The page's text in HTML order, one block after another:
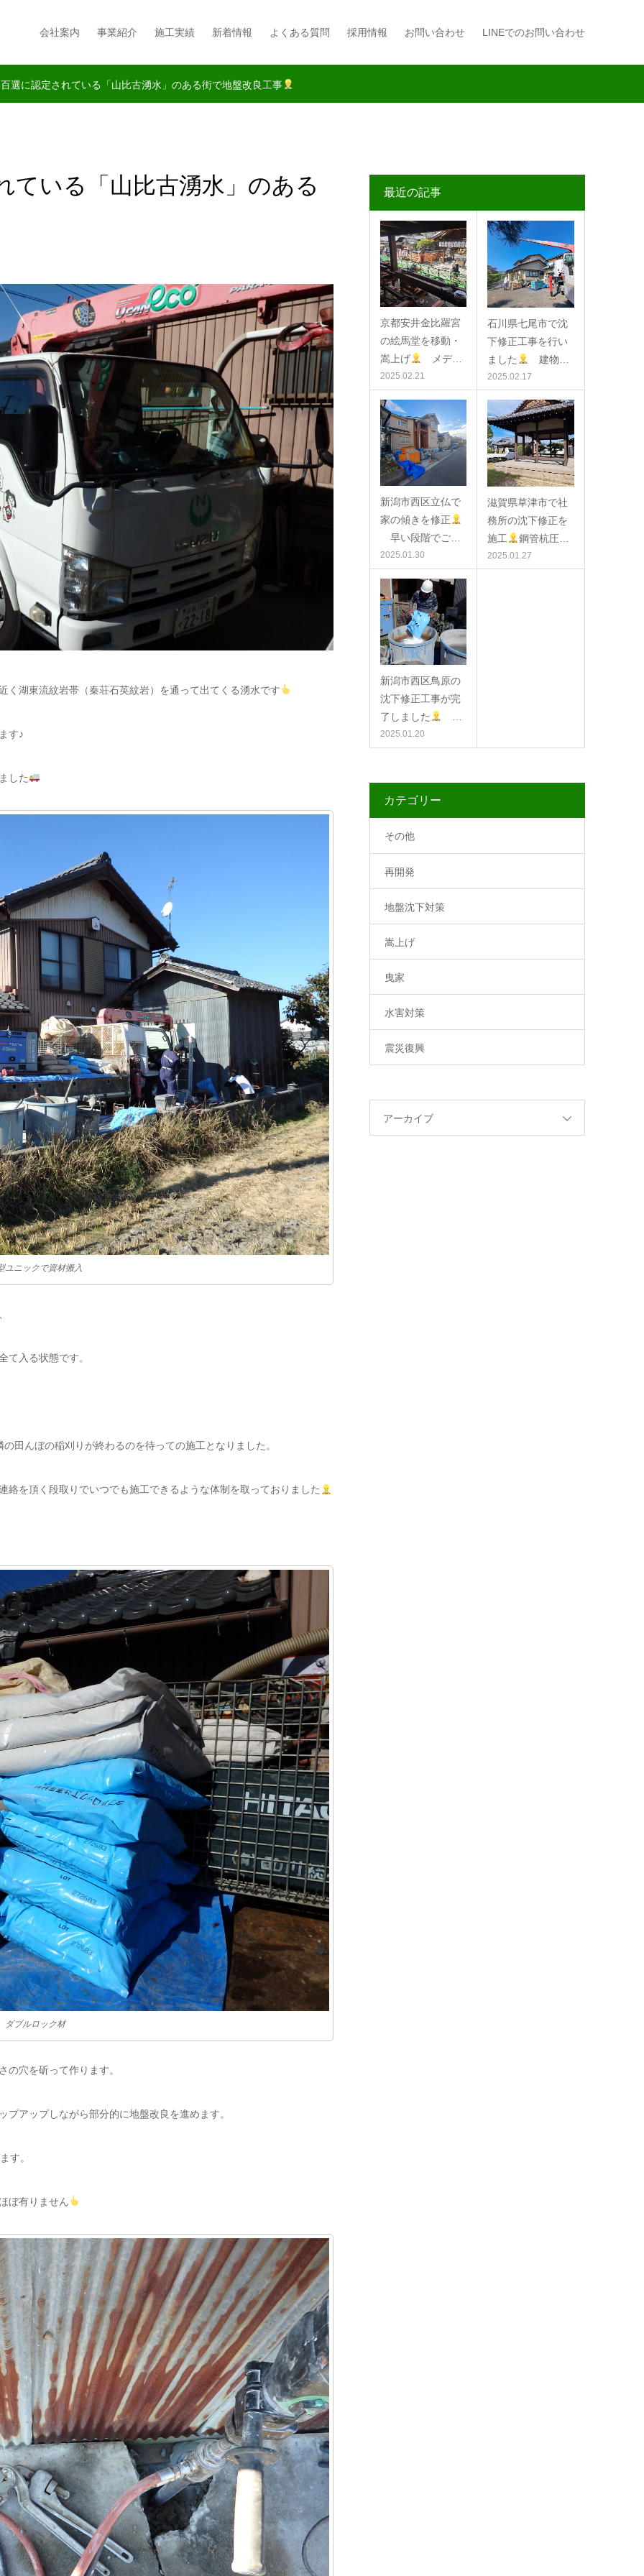
会社案内 事業紹介 施工実績 新着情報 よくある質問 採用情報 お問い合わせ LINEでのお問い合わせ
選に認定されている「山比古湧水」のある街で地盤改良工事
ている「山比古湧水」のある
く湖東流紋岩帯（秦荘石英紋岩）を通って出てくる湧水です
す♪
した
ユニックで資材搬入
て入る状態です。
田んぼの稲刈りが終わるのを待っての施工となりました。
を頂く段取りでいつでも施工できるような体制を取っておりました
ダブルロック材
の穴を斫って作ります。
アップしながら部分的に地盤改良を進めます。
す。
ぼ有りません
最近の記事
京都安井金比羅宮
の絵馬堂を移動・
嵩上げ
メデ…
2025.02.21
石川県七尾市で沈
下修正工事を行い
ました
建物…
2025.02.17
新潟市西区立仏で
家の傾きを修正
早い段階でご…
2025.01.30
滋賀県草津市で社
務所の沈下修正を
施工
鋼管杭圧…
2025.01.27
新潟市西区鳥原の
沈下修正工事が完
了しました
2025.01.20
カテゴリー
その他
再開発
地盤沈下対策
嵩上げ
曳家
水害対策
震災復興
アーカイブ